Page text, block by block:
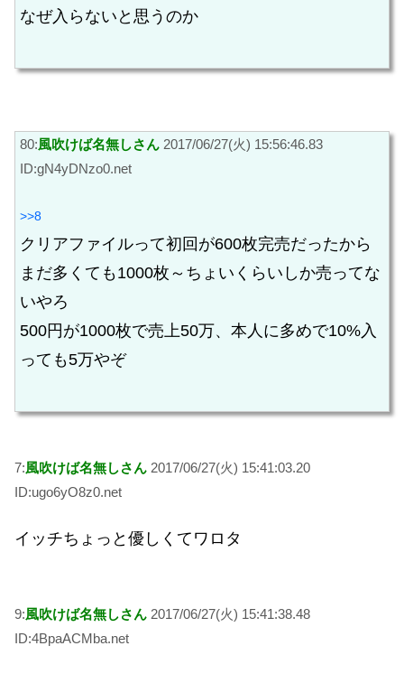
なぜ入らないと思うのか
80:風吹けば名無しさん 2017/06/27(火) 15:56:46.83
ID:gN4yDNzo0.net
>>8
クリアファイルって初回が600枚完売だったから
まだ多くても1000枚～ちょいくらいしか売ってな
いやろ
500円が1000枚で売上50万、本人に多めで10%入
っても5万やぞ
7:風吹けば名無しさん 2017/06/27(火) 15:41:03.20
ID:ugo6yO8z0.net
イッチちょっと優しくてワロタ
9:風吹けば名無しさん 2017/06/27(火) 15:41:38.48
ID:4BpaACMba.net